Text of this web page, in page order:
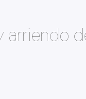
arriendo